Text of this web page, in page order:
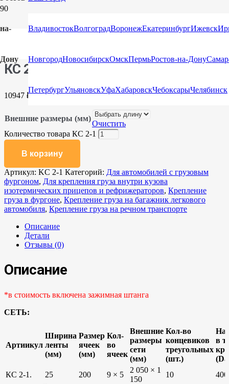
на-
Дону
ВладивостокВолгоградВоронежЕкатеринбургИжевск
НовгородНовосибирскОмскПермьРостов-на-Дону
ПетербургУльяновскУфаХабаровскЧебоксарыЧелябинск
КС 2-1
10947 ₽
Внешние размеры (мм)
Очистить
Количество товара КС 2-1
В корзину
Артикул: KC 2-1 Категорий: Для автомобилей с грузовым
фургоном, Для крепления груза внутри кузова
изотермических прицепов и рефрижераторов, Крепление
груза в фургоне, Крепление груза на багажник легкового
автомобиля, Крепление груза на речном транспорте
Описание
Детали
Отзывы (0)
Описание
*в стоимость включена зажимная штанга
СЕТЬ:
Артиикул
Ширина
ленты
(мм)
Размер
ячеек
(мм)
Кол-
во
ячеек
Внешние
размеры
сети
(мм)
Кол-во
концевиков
треугольных
(шт.)
в
КС 2-1.
25 200 9 × 5
2 050 × 1
150
10
400